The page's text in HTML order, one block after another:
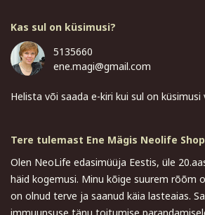
Kas sul on küsimusi?
5135660
ene.magi@gmail.com
Helista või saada e-kiri kui sul on küsimusi
Tere tulemast Ene Mägis Neolife Shop
Olen NeoLife edasimüüja Eestis, üle
häid kogemusi. Minu kõige suurem rõõm
on olnud terve ja saanud käia lasteaias.